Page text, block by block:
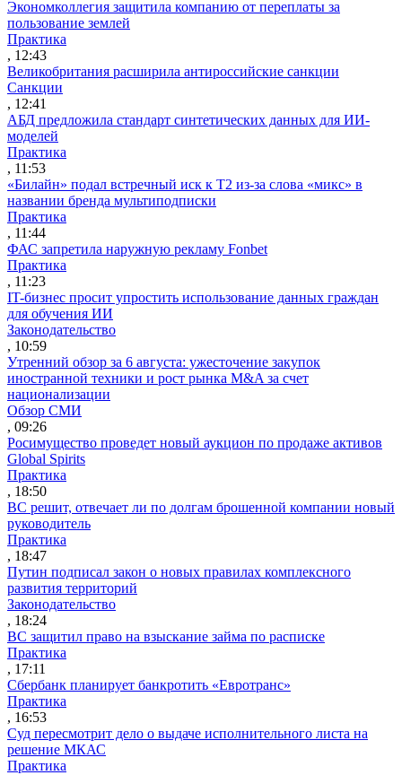
Экономколлегия защитила компанию от переплаты за
пользование землей
Практика
, 12:43
Великобритания расширила антироссийские санкции
Санкции
, 12:41
АБД предложила стандарт синтетических данных для ИИ-
моделей
Практика
, 11:53
«Билайн» подал встречный иск к Т2 из-за слова «микс» в
названии бренда мультиподписки
Практика
, 11:44
ФАС запретила наружную рекламу Fonbet
Практика
, 11:23
IT-бизнес просит упростить использование данных граждан
для обучения ИИ
Законодательство
, 10:59
Утренний обзор за 6 августа: ужесточение закупок
иностранной техники и рост рынка M&A за счет
национализации
Обзор СМИ
, 09:26
Росимущество проведет новый аукцион по продаже активов
Global Spirits
Практика
, 18:50
ВС решит, отвечает ли по долгам брошенной компании новый
руководитель
Практика
, 18:47
Путин подписал закон о новых правилах комплексного
развития территорий
Законодательство
, 18:24
ВС защитил право на взыскание займа по расписке
Практика
, 17:11
Сбербанк планирует банкротить «Евротранс»
Практика
, 16:53
Суд пересмотрит дело о выдаче исполнительного листа на
решение МКАС
Практика